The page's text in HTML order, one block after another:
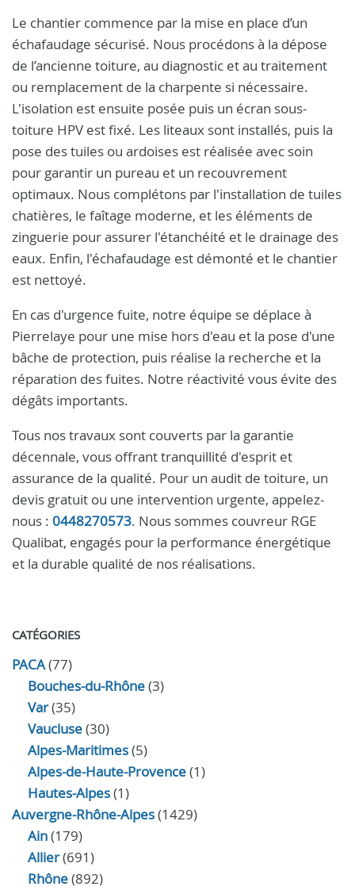
Le chantier commence par la mise en place d’un
échafaudage sécurisé. Nous procédons à la dépose
de l’ancienne toiture, au diagnostic et au traitement
ou remplacement de la charpente si nécessaire.
L'isolation est ensuite posée puis un écran sous-
toiture HPV est fixé. Les liteaux sont installés, puis la
pose des tuiles ou ardoises est réalisée avec soin
pour garantir un pureau et un recouvrement
optimaux. Nous complétons par l'installation de tuiles
chatières, le faîtage moderne, et les éléments de
zinguerie pour assurer l'étanchéité et le drainage des
eaux. Enfin, l'échafaudage est démonté et le chantier
est nettoyé.
En cas d'urgence fuite, notre équipe se déplace à
Pierrelaye pour une mise hors d'eau et la pose d'une
bâche de protection, puis réalise la recherche et la
réparation des fuites. Notre réactivité vous évite des
dégâts importants.
Tous nos travaux sont couverts par la garantie
décennale, vous offrant tranquillité d'esprit et
assurance de la qualité. Pour un audit de toiture, un
devis gratuit ou une intervention urgente, appelez-
nous : 0448270573. Nous sommes couvreur RGE
Qualibat, engagés pour la performance énergétique
et la durable qualité de nos réalisations.
CATÉGORIES
PACA(77)
Bouches-du-Rhône(3)
Var(35)
Vaucluse(30)
Alpes-Maritimes(5)
Alpes-de-Haute-Provence(1)
Hautes-Alpes(1)
Auvergne-Rhône-Alpes(1429)
Ain(179)
Allier(691)
Rhône(892)